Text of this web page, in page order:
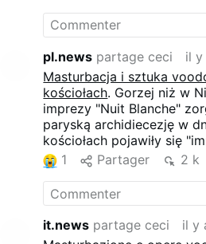
interpretado Jesus Cristo
de abertura dos Jogos
De acordo com um vídeo
TribuneChrétienne.com, a
sons satânicos, vozes
rangidos, respiração e o
descreveram como uma
obscuras", "uma perceção
uma atmosfera "quase
igrejas, havia máscaras
grotescas e esculturas de
Uma figura parecia
a um altar.
pl.news partage ceci
il y
Masturbacja i sztuka
kościołach. Gorzej niż w
imprezy "Nuit Blanche"
paryską archidiecezję w
kościołach pojawiły się
niesławne wydarzenie
przez Barbarę Butch,
roli Jezusa Chrystusa
ceremonii otwarcia
2024. Według wideo
TribuneChrétienne.com,
1 Partager 2 k
it.news partage ceci
il y